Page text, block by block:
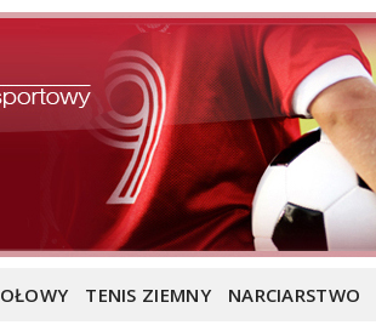
TENIS ZIEMNY NARCIARSTWO